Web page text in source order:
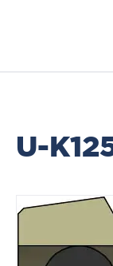
Guarnizioni
U-